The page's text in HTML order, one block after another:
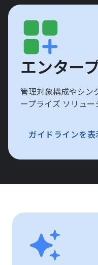
エンター
管理対象構成やシン
ープライズ ソリュー
ガイドラインを表